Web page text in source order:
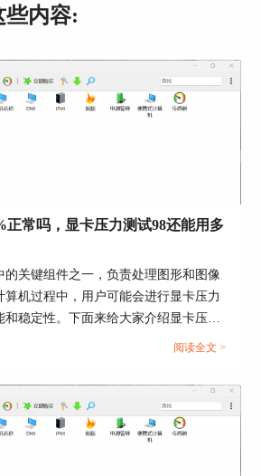
使CPU进入高负荷整数运算或
持续一段时间，此间通过监测硬
是操作办公软件或者玩网络游
CPU（整数运算）即可，如果
3D游戏，运行科学计算，或者
要进行Stress FPU（浮点计
，FPU测试负荷要远大于CPU
试，一般需要运行10 min，运行
5 min即可，只要设备在测试时间
过热，CPU降频等现象，即说
可以根据自身需求，选择Stress
，然后点击图3左下角的Start，进
些内容:
正常吗，显卡压力测试98还能用多
的关键组件之一，负责处理图形和图像
算机过程中，用户可能会进行显卡压力
稳定性。下面来给大家介绍显卡压力
卡压力测试98还能用多久的内容。...
阅读全文 >